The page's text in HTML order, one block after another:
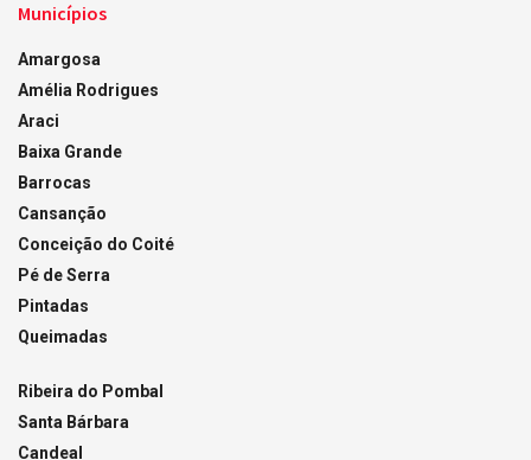
Municípios
Amargosa
Amélia Rodrigues
Araci
Baixa Grande
Barrocas
Cansanção
Conceição do Coité
Pé de Serra
Pintadas
Queimadas
Ribeira do Pombal
Santa Bárbara
Candeal